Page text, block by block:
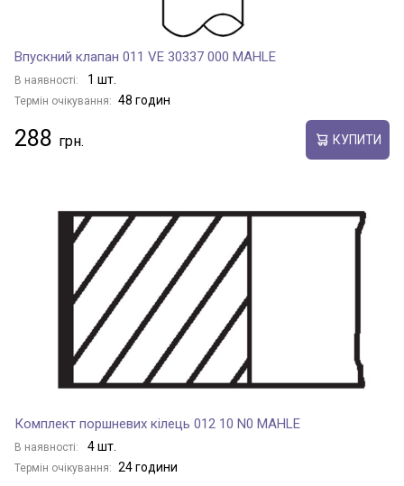
Впускний клапан 011 VE 30337 000 MAHLE
В наявності: 1 шт.
Термін очікування: 48 годин
288 КУПИТИ
Комплект поршневих кілець 012 10 N0 MAHLE
В наявності: 4 шт.
Термін очікування: 24 години